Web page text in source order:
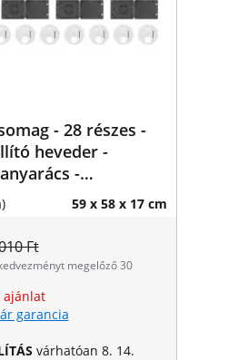
- 28 részes -
heveder -
-
59 x 58 x 17 cm
Ft
megelőző 30
ajánlat
garancia
várhatóan 8. 14.